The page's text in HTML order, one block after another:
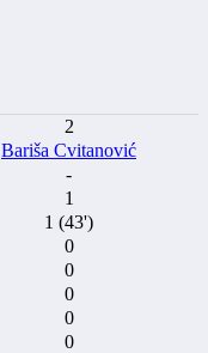
2
Bariša Cvitanović
-
1
1 (43')
0
0
0
0
0